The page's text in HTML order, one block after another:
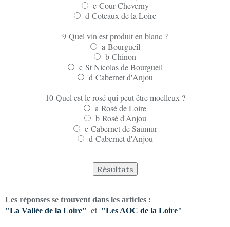
c Cour-Cheverny
d Coteaux de la Loire
9 Quel vin est produit en blanc ?
a Bourgueil
b Chinon
c St Nicolas de Bourgueil
d Cabernet d'Anjou
10 Quel est le rosé qui peut être moelleux ?
a Rosé de Loire
b Rosé d'Anjou
c Cabernet de Saumur
d Cabernet d'Anjou
Les réponses se trouvent dans les articles :
"La Vallée de la Loire" et "Les AOC de la Loire"